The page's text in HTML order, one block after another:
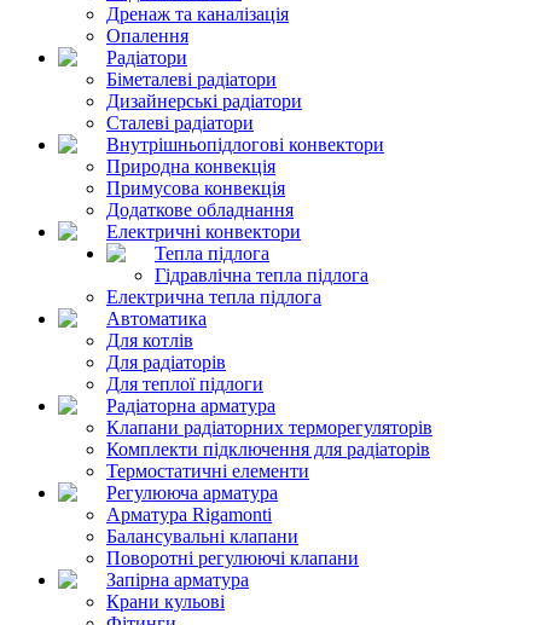
Дренаж та каналізація
Опалення
Радіатори
Біметалеві радіатори
Дизайнерські радіатори
Сталеві радіатори
Внутрішньопідлогові конвектори
Природна конвекція
Примусова конвекція
Додаткове обладнання
Електричні конвектори
Тепла підлога
Гідравлічна тепла підлога
Електрична тепла підлога
Автоматика
Для котлів
Для радіаторів
Для теплої підлоги
Радіаторна арматура
Клапани радіаторних терморегуляторів
Комплекти підключення для радіаторів
Термостатичні елементи
Регулююча арматура
Арматура Rigamonti
Балансувальні клапани
Поворотні регулюючі клапани
Запірна арматура
Крани кульові